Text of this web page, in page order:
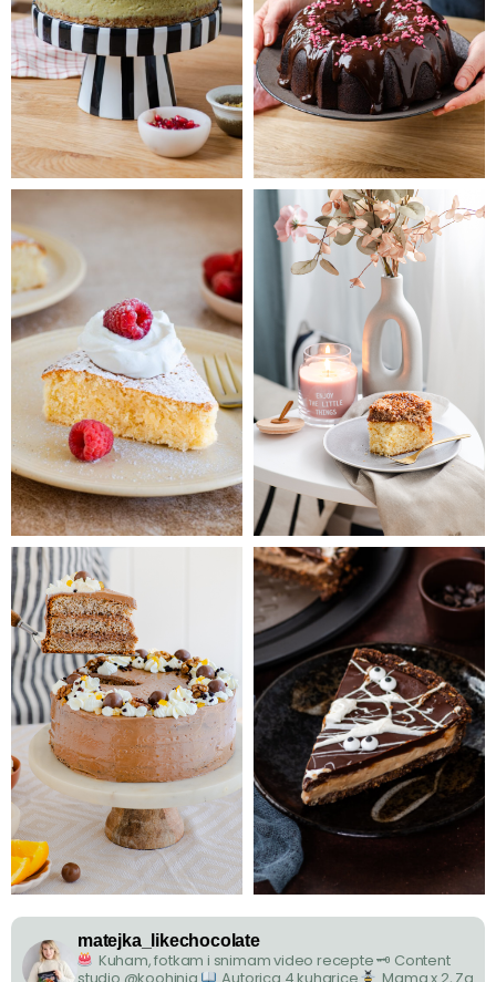
matejka_likechocolate
Kuham, fotkam i snimam video recepte🗝 Content